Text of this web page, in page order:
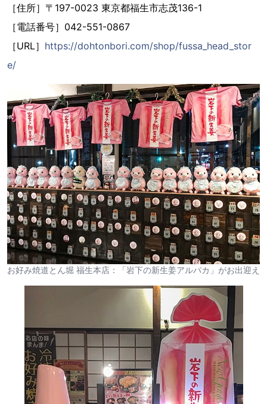
［住所］〒197-0023 東京都福生市志茂136-1
［電話番号］042-551-0867
［URL］ https://dohtonbori.com/shop/fussa_head_stor
e/
お好み焼道とん堀 福生本店：「岩下の新生姜アルパカ」がお出迎え